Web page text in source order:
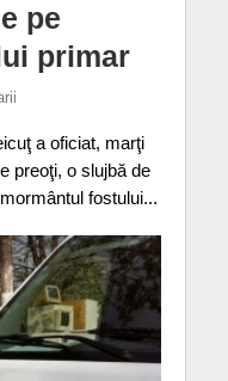
pe
primar
a oficiat, marţi
preoţi, o slujbă de
fostului...